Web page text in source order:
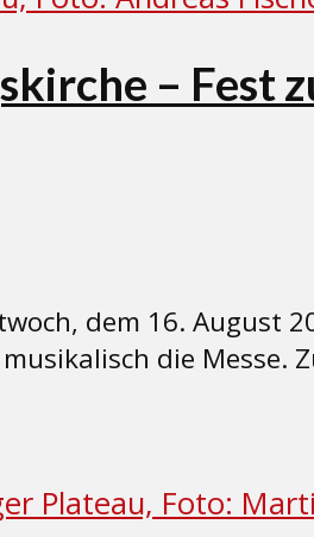
– Fest
dem 16. August
die Messe.